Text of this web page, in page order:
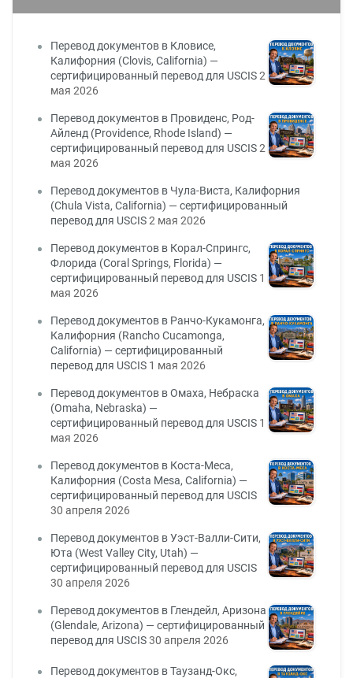
Перевод документов в Кловисе,
Калифорния (Clovis, California) —
сертифицированный перевод для USCIS2
мая 2026
Перевод документов в Провиденс, Род-
Айленд (Providence, Rhode Island) —
сертифицированный перевод для USCIS2
мая 2026
Перевод документов в Чула-Виста, Калифорния
(Chula Vista, California) — сертифицированный
перевод для USCIS2 мая 2026
Перевод документов в Корал-Спрингс,
Флорида (Coral Springs, Florida) —
сертифицированный перевод для USCIS 1
мая 2026
Перевод документов в Ранчо-Кукамонга,
Калифорния (Rancho Cucamonga,
California) — сертифицированный
перевод для USCIS 1 мая 2026
Перевод документов в Омаха, Небраска
(Omaha, Nebraska) —
сертифицированный перевод для USCIS 1
мая 2026
Перевод документов в Коста-Меса,
Калифорния (Costa Mesa, California) —
сертифицированный перевод для USCIS
30 апреля 2026
Перевод документов в Уэст-Валли-Сити,
Юта (West Valley City, Utah) —
сертифицированный перевод для USCIS
30 апреля 2026
Перевод документов в Глендейл, Аризона
(Glendale, Arizona) — сертифицированный
перевод для USCIS30 апреля 2026
Перевод документов в Таузанд-Окс,